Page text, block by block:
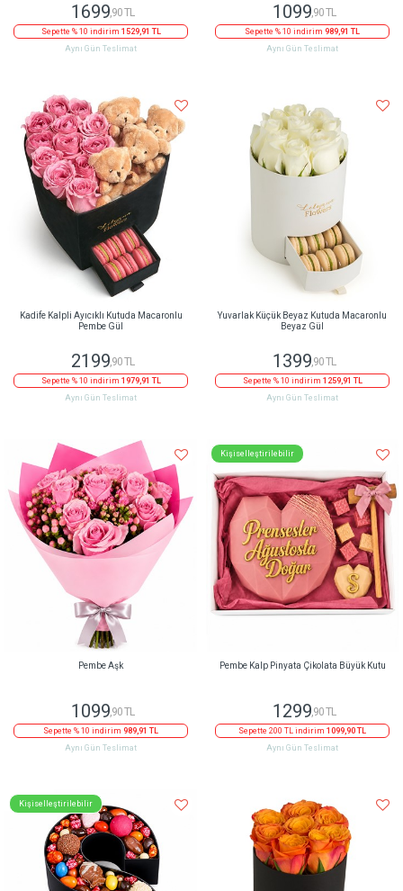
1699,90 TL
Sepette % 10 indirim 1529,91 TL
Aynı Gün Teslimat
1099,90 TL
Sepette % 10 indirim 989,91 TL
Aynı Gün Teslimat
Kadife Kalpli Ayıcıklı Kutuda Macaronlu
Pembe Gül
2199,90 TL
Sepette % 10 indirim 1979,91 TL
Aynı Gün Teslimat
Yuvarlak Küçük Beyaz Kutuda Macaronlu
Beyaz Gül
1399,90 TL
Sepette % 10 indirim 1259,91 TL
Aynı Gün Teslimat
Pembe Aşk
1099,90 TL
Sepette % 10 indirim 989,91 TL
Aynı Gün Teslimat
Kişiselleştirilebilir
Pembe Kalp Pinyata Çikolata Büyük Kutu
1299,90 TL
Sepette 200 TL indirim 1099,90 TL
Aynı Gün Teslimat
Kişiselleştirilebilir